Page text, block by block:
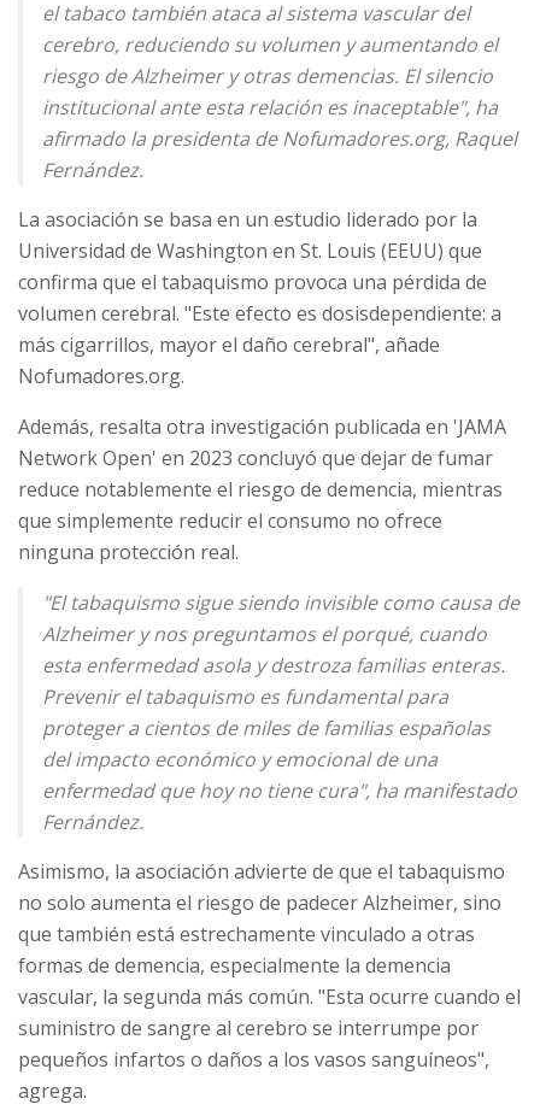
el tabaco también ataca al sistema vascular del
cerebro, reduciendo su volumen y aumentando el
riesgo de Alzheimer y otras demencias. El silencio
institucional ante esta relación es inaceptable", ha
afirmado la presidenta de Nofumadores.org, Raquel
Fernández.
La asociación se basa en un estudio liderado por la
Universidad de Washington en St. Louis (EEUU) que
confirma que el tabaquismo provoca una pérdida de
volumen cerebral. "Este efecto es dosisdependiente: a
más cigarrillos, mayor el daño cerebral", añade
Nofumadores.org.
Además, resalta otra investigación publicada en 'JAMA
Network Open' en 2023 concluyó que dejar de fumar
reduce notablemente el riesgo de demencia, mientras
que simplemente reducir el consumo no ofrece
ninguna protección real.
"El tabaquismo sigue siendo invisible como causa de
Alzheimer y nos preguntamos el porqué, cuando
esta enfermedad asola y destroza familias enteras.
Prevenir el tabaquismo es fundamental para
proteger a cientos de miles de familias españolas
del impacto económico y emocional de una
enfermedad que hoy no tiene cura", ha manifestado
Fernández.
Asimismo, la asociación advierte de que el tabaquismo
no solo aumenta el riesgo de padecer Alzheimer, sino
que también está estrechamente vinculado a otras
formas de demencia, especialmente la demencia
vascular, la segunda más común. "Esta ocurre cuando el
suministro de sangre al cerebro se interrumpe por
pequeños infartos o daños a los vasos sanguíneos",
agrega.